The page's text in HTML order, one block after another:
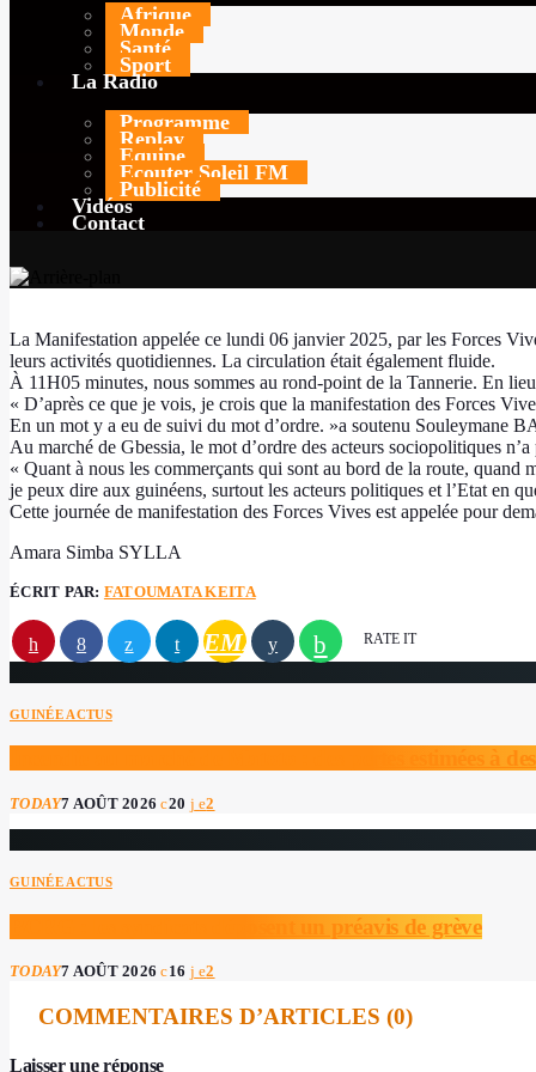
Afrique
Monde
Santé
Sport
La Radio
Programme
Replay
Equipe
Ecouter Soleil FM
Publicité
Vidéos
Contact
6 JANVIER 2025
La Manifestation appelée ce lundi 06 janvier 2025, par les Forces
leurs activités quotidiennes. La circulation était également fluide.
À 11H05 minutes, nous sommes au rond-point de la Tannerie. En
« D’après ce que je vois, je crois que la manifestation des Forces
En un mot y a eu de suivi du mot d’ordre. »a soutenu Souleymane
Au marché de Gbessia, le mot d’ordre des acteurs sociopolitiques
« Quant à nous les commerçants qui sont au bord de la route, quand
je peux dire aux guinéens, surtout les acteurs politiques et l’Etat en
Cette journée de manifestation des Forces Vives est appelée pour
Amara Simba SYLLA
ÉCRIT PAR: FATOUMATA KEITA
EMAIL RATE IT
GUINÉE ACTUS
Incendie au marché de Matoto : des pertes estimées à
TODAY7 AOÛT 2026 20 2
GUINÉE ACTUS
BCRG : les syndicats déposent un préavis de grève
TODAY7 AOÛT 2026 16 2
COMMENTAIRES D’ARTICLES (0)
Laisser une réponse